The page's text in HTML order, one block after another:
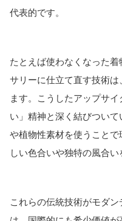
代表的です。
たとえば使わなくなった
サリーに仕立て直す技術
ます。こうしたアップサ
い」精神と深く結びつい
や植物性素材を使うこと
しい色合いや独特の風合い
これらの伝統技術がモダ